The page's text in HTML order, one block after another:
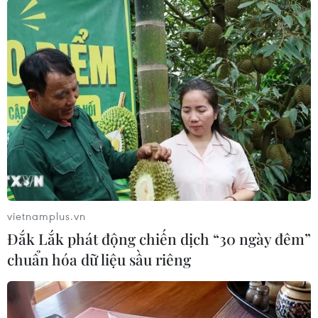
Tương tự, dãy tấm pin năng lượng Mặt Trời có
thể sản xuất ra dòng điện một chiều 600-800V,
qua đó giúp giảm thiểu tính phức tạp cũng như
chi phí kết nối với đường ray như trong hệ
thống ray thứ ba.
Bên cạnh tính thân thiện với môi trường, hệ
thống pin năng lượng Mặt Trời còn có nhiều ưu
điểm khác.
dụng quanh các đường ray xe lửa, nơi các tấm
pin Mặt Trời có thể được lắp đặt.
Các tấm pin này có thể phủ bóng lên thảm thực
vật, hạn chế sự phát triển của chúng, qua đó
vietnamplus.vn
Đắk Lắk phát động chiến dịch “30 ngày đêm”
chuẩn hóa dữ liệu sầu riêng